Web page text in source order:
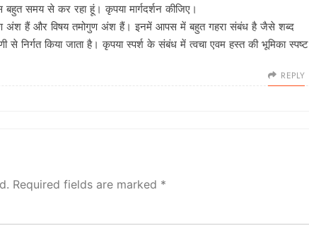
समय से कर रहा हूं। कृपया मार्गदर्शन कीजिए।
अंश हैं और विषय तमोगुण अंश हैं। इनमें आपस में बहुत गहरा संबंध है जैसे शब्द
से निर्गत किया जाता है। कृपया स्पर्श के संबंध में त्वचा एवम हस्त की भूमिका स्पष्ट
REPLY
Required fields are marked *